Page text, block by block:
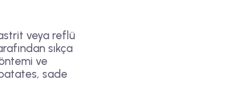
veya reflü
sıkça
ve
sade